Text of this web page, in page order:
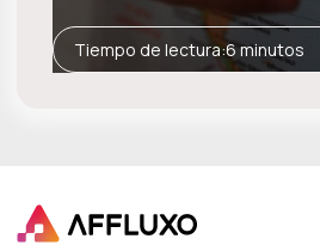
Tiempo de lectura:6 minutos